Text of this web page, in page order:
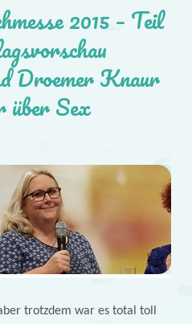
2015 – Teil
Droemer Knaur
Sex
trotzdem war es total toll